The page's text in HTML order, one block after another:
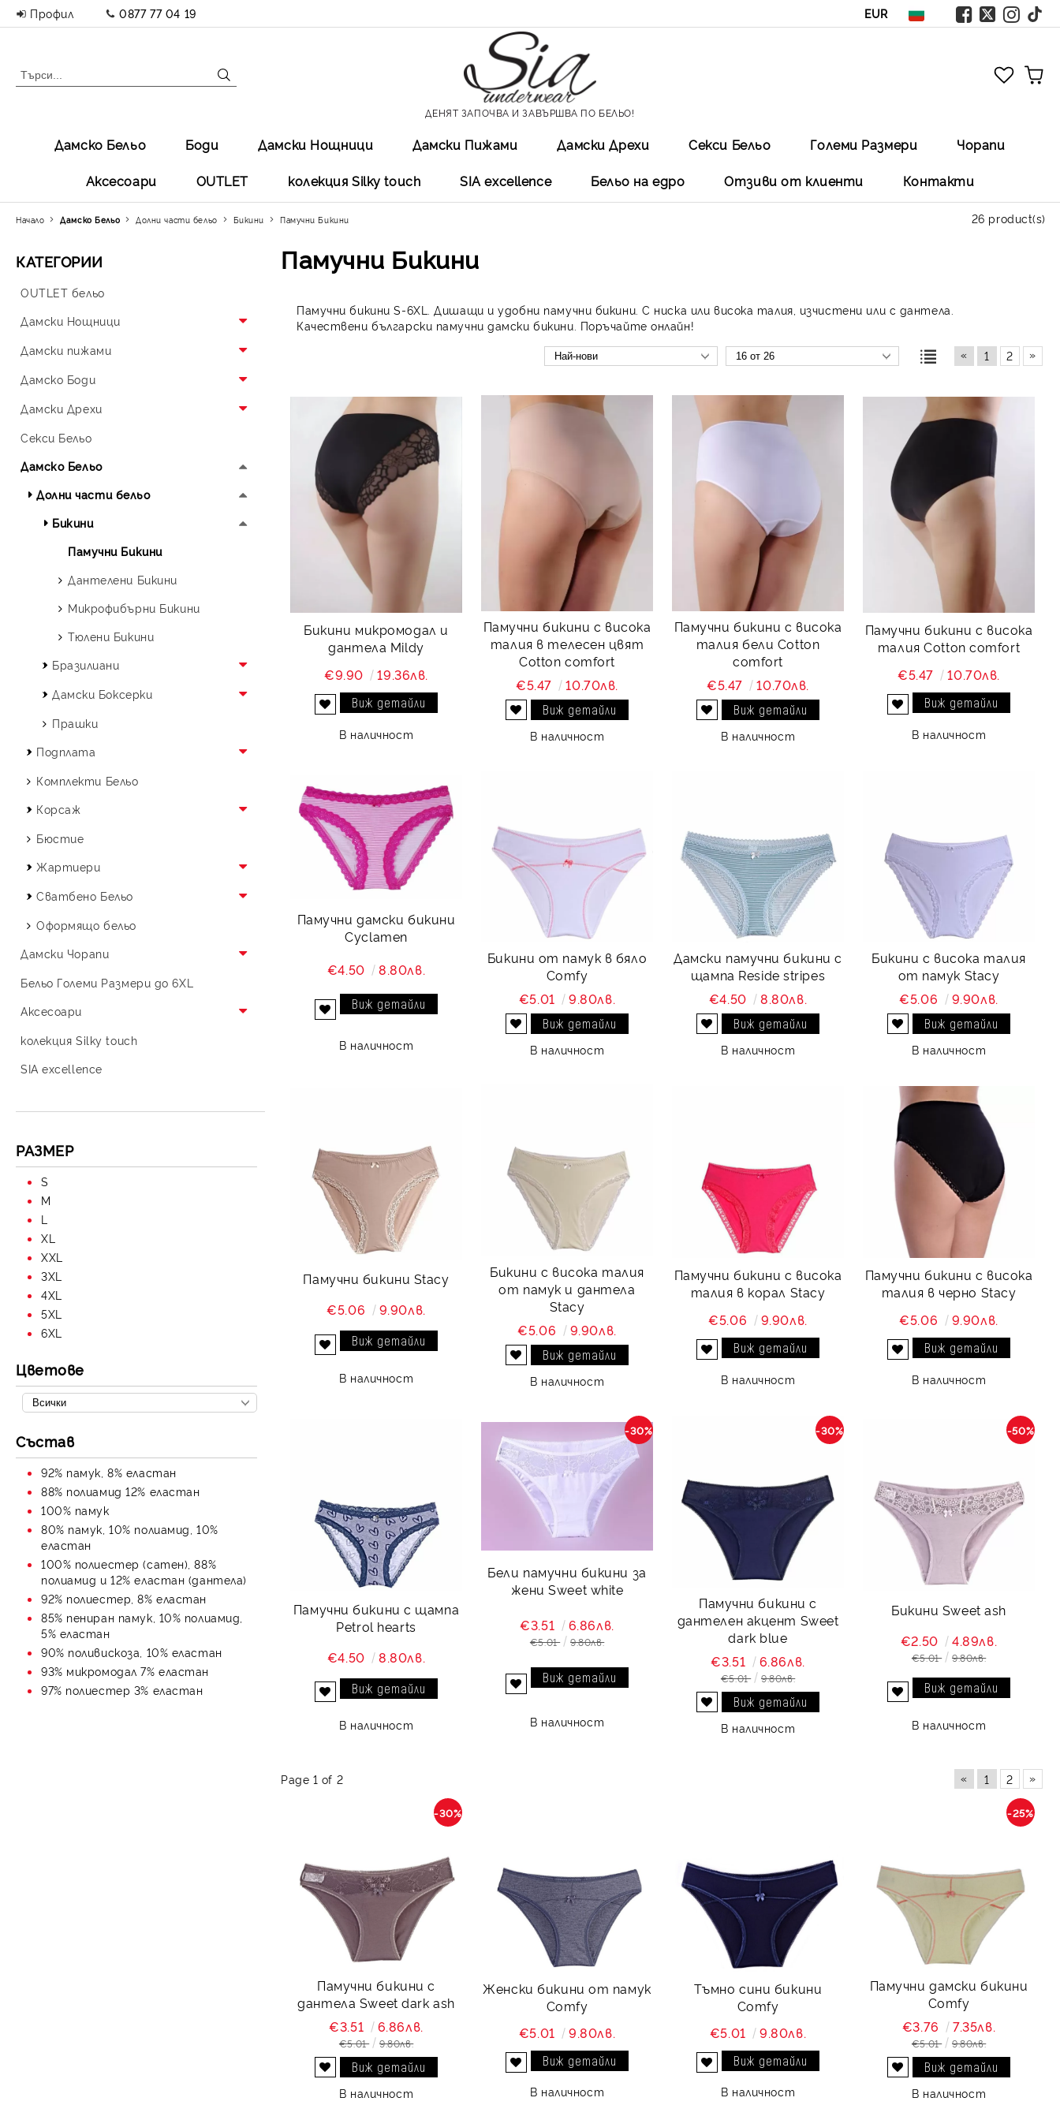
Профил 0877 77 04 19 EUR
ДЕНЯТ ЗАПОЧВА И ЗАВЪРШВА ПО БЕЛЬО!
Дамско Бельо Боди Дамски Нощници Дамски Пижами Дамски Дрехи Секси Бельо Големи Размери Чорапи
Аксесоари OUTLET колекция Silky touch SIA excellеnce Бельо на едро Отзиви от клиенти Контакти
КАТЕГОРИИ
OUTLET бельо
Дамски Нощници
Памучни Нощници
Нощници Микрофибър
Тюлени Нощници
Дамски пижами
Памучна Пижама
Сатен
Дамскo Боди
Боди Бельо
Боди с Къс Ръкав
Боди с Дълъг Ръкав
Боди Блуза
Секси Боди
Дамски Дрехи
Дамски Клин
Потник
Дамска Блуза
Секси Бельо
Дамско Бельо
Долни части бельо
Бикини
Памучни Бикини
Дантелени Бикини
Микрофибърни Бикини
Тюлени Бикини
Бразилиани
Памучни Бразилиани
Дантелени Бразилиани
Микрофибърни Бразилиани
Тюлени Бразилиани
Дамски Боксерки
Памучни Боксери
Дантелени Боксерки
Боксери от Микрофибър
Прашки
Подплата
Клин Против Протриване
Комплекти Бельо
Корсаж
Памучен Корсаж
Тюлен Корсаж
Корсаж от Микрофибър
Бюстие
Жартиери
Жартиер За Крак
Сватбено Бельо
Бельо за Булки
Сватбен Жартиер
Оформящо бельо
Дамски Чорапи
Дамски Терлици и Чорапи
Мъжки памучни терлици
Бельо Големи Размери до 6XL
Аксесоари
Аксесоари за Коса
колекция Silky touch
SIA excellence
РАЗМЕР
S
M
L
XL
XXL
3XL
4XL
5XL
6XL
Цветове
Състав
92% памук, 8% еластан
88% полиамид 12% еластан
100% памук
80% памук, 10% полиамид, 10%
еластан
100% полиестер (сатен), 88%
полиамид и 12% еластан (дантела)
92% полиестер, 8% еластан
85% пениран памук, 10% полиамид,
5% еластан
90% поливискоза, 10% еластан
93% микромодал 7% еластан
97% полиестер 3% еластан
Начало Дамско Бельо Долни части бельо Бикини Памучни Бикини
Памучни Бикини
Памучни бикини S-6XL. Дишащи и удобни памучни бикини. С ниска или висока талия, изчистени или с дантела.
Качествени български памучни дамски бикини. Поръчайте онлайн!
26 product(s)
« 1 2 »
Бикини микромодал и
дантела Mildy
€9.90
19.36лв.
Виж детайли
В наличност
Памучни бикини с висока
талия в телесен цвят
Cotton comfort
€5.47
10.70лв.
Виж детайли
В наличност
Памучни бикини с висока
талия бели Cotton
comfort
€5.47
10.70лв.
Виж детайли
В наличност
Памучни бикини с висока
талия Cotton comfort
€5.47
10.70лв.
Виж детайли
В наличност
Памучни дамски бикини
Cyclamen
€4.50
8.80лв.
Виж детайли
В наличност
Бикини от памук в бяло
Comfy
€5.01
9.80лв.
Виж детайли
В наличност
Дамски памучни бикини с
щампа Reside stripes
€4.50
8.80лв.
Виж детайли
В наличност
Бикини с висока талия
от памук Stacy
€5.06
9.90лв.
Виж детайли
В наличност
Памучни бикини Stacy
€5.06
9.90лв.
Виж детайли
В наличност
Бикини с висока талия
от памук и дантела
Stacy
€5.06
9.90лв.
Виж детайли
В наличност
Памучни бикини с висока
талия в корал Stacy
€5.06
9.90лв.
Виж детайли
В наличност
Памучни бикини с висока
талия в черно Stacy
€5.06
9.90лв.
Виж детайли
В наличност
Памучни бикини с щампа
Petrol hearts
€4.50
8.80лв.
Виж детайли
В наличност
Бели памучни бикини за
жени Sweet white
-30%
€3.51 6.86лв.
€5.01 9.80лв.
Виж детайли
В наличност
Памучни бикини с
дантелен акцент Sweet
dark blue
-30%
€3.51 6.86лв.
€5.01 9.80лв.
Виж детайли
В наличност
Бикини Sweet ash
-50%
€2.50 4.89лв.
€5.01 9.80лв.
Виж детайли
В наличност
Page 1 of 2 « 1 2 »
Памучни бикини с
дантела Sweet dark ash
-30%
€3.51 6.86лв.
€5.01 9.80лв.
Виж детайли
В наличност
Женски бикини от памук
Comfy
€5.01
9.80лв.
Виж детайли
В наличност
Тъмно сини бикини
Comfy
€5.01
9.80лв.
Виж детайли
В наличност
Памучни дамски бикини
Comfy
-25%
€3.76 7.35лв.
€5.01 9.80лв.
Виж детайли
В наличност